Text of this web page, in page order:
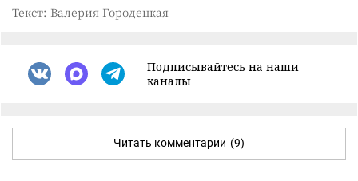
Текст: Валерия Городецкая
Подписывайтесь на наши
каналы
Читать комментарии (9)